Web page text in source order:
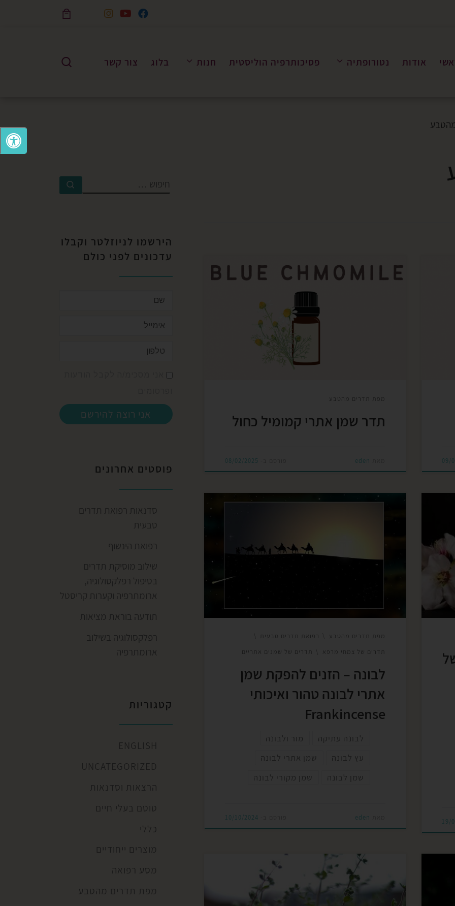
Skip to content
אודות נטורופתיה פסיכותרפיה הוליסטית חנות בלוג צור קשר
09/
CHAOMILLA MATRICARIA / MATRICARIA
כחול -בבונג נוגד דלקות מרפא עור משכך כאבים
מרגיע תגובה אלרגית מרגיע עוויתות והתכווצויות
מרגיע מסייע בעיכול מסייע בפעולת הכבד מעודד
יצירת תאי דם לבנים מחזק טחול שמו הבוטני
״מטריקריה ריקוטיטה״, מגיע מלטינית, בה המילה
מפת תדרים מהטבע
תדר שמן אתרי קמומיל כחול
eden
08/02/2025
19/
ערב, אפריקה והודו. המדינות המרכזיות שמפיקות את
השמן כוללות את עומאן, סומליה, תימן ואתיופיה.
עומאן נחשבת לאחת היצרניות המובילות של לבונה
הזנים הנפוצים […]
מפת תדרים מהטבע
רפואת תדרים טבעית
תדרים של צמחי מרפא
תדרים של שמנים אתריים
לבונה – הזנים להפקת שמן
אתרי לבונה טהור ואיכותי
Frankincense
לבונה עתיקה
מור ולבונה
עץ לבונה
שמן אתרי לבונה
שמן לבונה
שמן מקורי לבונה
eden
10/10/2024
אזוב הוא צמח מרפא ותבלין עתיק המוכר בתרבויות
רבות בזכות סגולותיו הבריאותיות וטעמיו הייחודיים.
הירשמו לניוזלטר וקבלו
עדכונים לפני כולם​
אני רוצה להירשם
פוסטים אחרונים
סדנאות רפואת תדרים
טבעית
רפואת הינשוף
שילוב מוסיקת תדרים
בטיפול רפלקסולוגיה,
ארומתרפיה וקערות קריסטל
תודעה בוראת מציאות
רפלקסולוגיה בשילוב
ארומתרפיה
קטגוריות
ENGLISH
UNCATEGORIZED
הרצאות וסדנאות
טוטם בעלי חיים
כללי
מוצרים ייחודיים
מסע רפואה
מפת תדרים מהטבע